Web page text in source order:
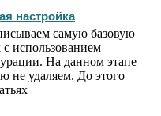
настройка
самую базовую
использованием
На данном этапе
не удаляем. До этого